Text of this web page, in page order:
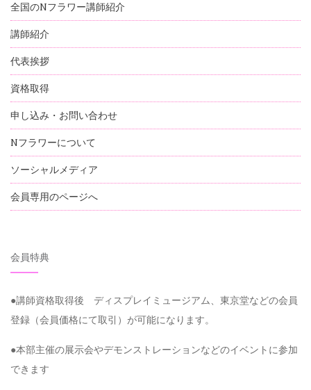
全国のNフラワー講師紹介
講師紹介
代表挨拶
資格取得
申し込み・お問い合わせ
Nフラワーについて
ソーシャルメディア
会員専用のページへ
会員特典
●講師資格取得後 ディスプレイミュージアム、東京堂などの会員
登録（会員価格にて取引）が可能になります。
●本部主催の展示会やデモンストレーションなどのイベントに参加
できます